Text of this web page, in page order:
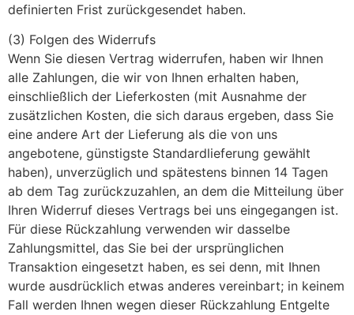
definierten Frist zurückgesendet haben.
(3) Folgen des Widerrufs
Wenn Sie diesen Vertrag widerrufen, haben wir Ihnen
alle Zahlungen, die wir von Ihnen erhalten haben,
einschließlich der Lieferkosten (mit Ausnahme der
zusätzlichen Kosten, die sich daraus ergeben, dass Sie
eine andere Art der Lieferung als die von uns
angebotene, günstigste Standardlieferung gewählt
haben), unverzüglich und spätestens binnen 14 Tagen
ab dem Tag zurückzuzahlen, an dem die Mitteilung über
Ihren Widerruf dieses Vertrags bei uns eingegangen ist.
Für diese Rückzahlung verwenden wir dasselbe
Zahlungsmittel, das Sie bei der ursprünglichen
Transaktion eingesetzt haben, es sei denn, mit Ihnen
wurde ausdrücklich etwas anderes vereinbart; in keinem
Fall werden Ihnen wegen dieser Rückzahlung Entgelte